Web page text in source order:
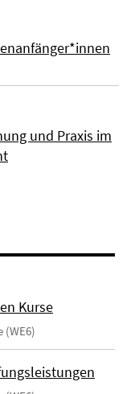
und Praxis im
Kurse